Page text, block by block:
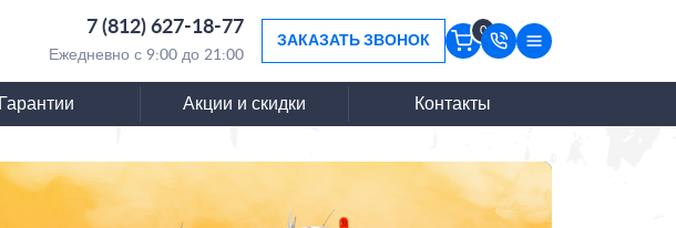
7 (812) 627-18-77
Ежедневно с 9:00 до 21:00
ЗАКАЗАТЬ ЗВОНОК
0
Гарантии Акции и скидки Контакты